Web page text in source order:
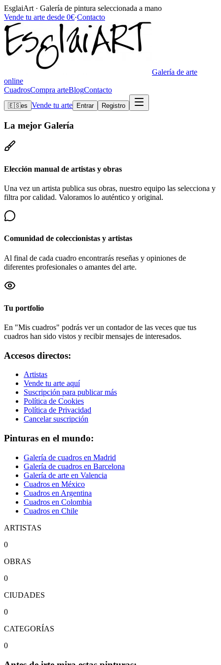
EsglaiArt · Galería de pintura seleccionada a mano
Vende tu arte desde 0€·Contacto
Galería de arte
online
CuadrosCompra arteBlogContacto
🇪🇸es Vende tu arte Entrar Registro
La mejor Galería
Elección manual de artistas y obras
Una vez un artista publica sus obras, nuestro equipo las selecciona y
filtra por calidad. Valoramos lo auténtico y original.
Comunidad de coleccionistas y artistas
Al final de cada cuadro encontrarás reseñas y opiniones de
diferentes profesionales o amantes del arte.
Tu portfolio
En "Mis cuadros" podrás ver un contador de las veces que tus
cuadros han sido vistos y recibir mensajes de interesados.
Accesos directos:
Artistas
Vende tu arte aquí
Suscripción para publicar más
Política de Cookies
Política de Privacidad
Cancelar suscripción
Pinturas en el mundo:
Galería de cuadros en Madrid
Galería de cuadros en Barcelona
Galería de arte en Valencia
Cuadros en México
Cuadros en Argentina
Cuadros en Colombia
Cuadros en Chile
ARTISTAS
0
OBRAS
0
CIUDADES
0
CATEGORÍAS
0